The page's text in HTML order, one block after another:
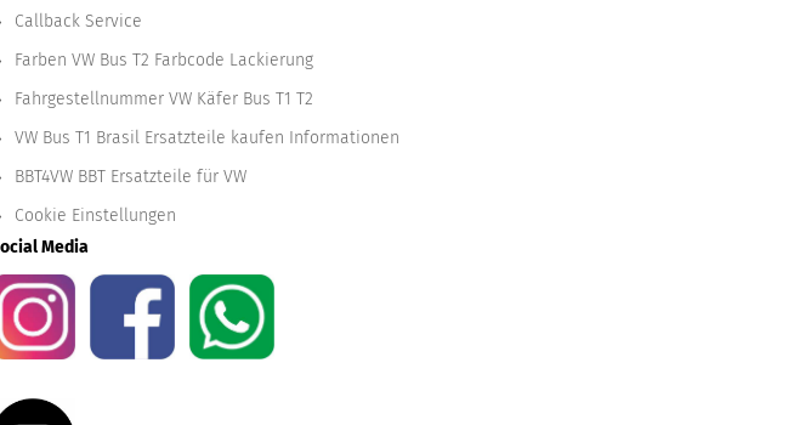
Callback Service
Farben VW Bus T2 Farbcode Lackierung
Fahrgestellnummer VW Käfer Bus T1 T2
VW Bus T1 Brasil Ersatzteile kaufen Informationen
BBT4VW BBT Ersatzteile für VW
Cookie Einstellungen
Media